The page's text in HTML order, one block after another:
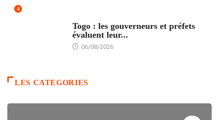
4
Togo : les gouverneurs et préfets
évaluent leur...
06/08/2026
LES CATEGORIES